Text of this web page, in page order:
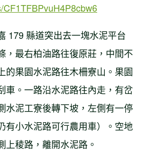
179 縣道突出去一塊水泥平台
，最右柏油路往復原莊，中間不
的果園水泥路往木柵寮山。果園
車。一路沿水泥路往內走，有岔
水泥工寮後轉下坡，左側有一停
有小水泥路可行農用車）。空地
上稜路，離開水泥路。